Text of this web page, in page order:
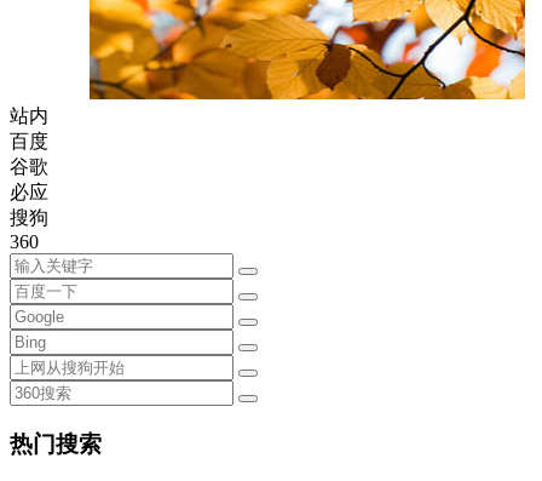
站内
百度
谷歌
必应
搜狗
360
热门搜索